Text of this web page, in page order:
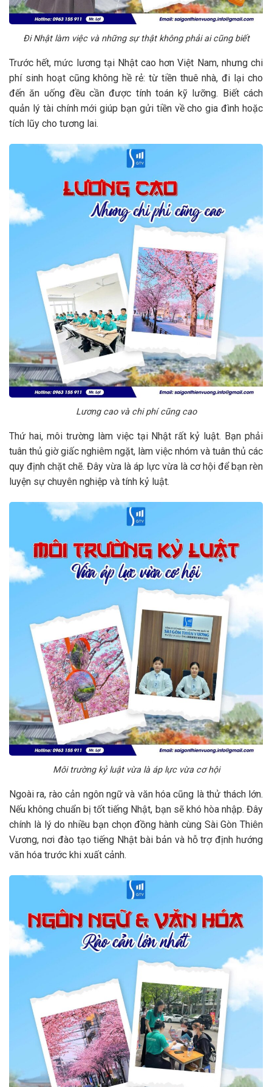
Đi Nhật làm việc và những sự thật không phải ai cũng biết
Trước hết, mức lương tại Nhật cao hơn Việt Nam, nhưng chi
phí sinh hoạt cũng không hề rẻ: từ tiền thuê nhà, đi lại cho
đến ăn uống đều cần được tính toán kỹ lưỡng. Biết cách
quản lý tài chính mới giúp bạn gửi tiền về cho gia đình hoặc
tích lũy cho tương lai.
Lương cao và chi phí cũng cao
Thứ hai, môi trường làm việc tại Nhật rất kỷ luật. Bạn phải
tuân thủ giờ giấc nghiêm ngặt, làm việc nhóm và tuân thủ các
quy định chặt chẽ. Đây vừa là áp lực vừa là cơ hội để bạn rèn
luyện sự chuyên nghiệp và tính kỷ luật.
Môi trường kỷ luật vừa là áp lực vừa cơ hội
Ngoài ra, rào cản ngôn ngữ và văn hóa cũng là thử thách lớn.
Nếu không chuẩn bị tốt tiếng Nhật, bạn sẽ khó hòa nhập. Đây
chính là lý do nhiều bạn chọn đồng hành cùng Sài Gòn Thiên
Vương, nơi đào tạo tiếng Nhật bài bản và hỗ trợ định hướng
văn hóa trước khi xuất cảnh.